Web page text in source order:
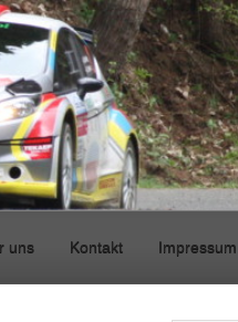
uns Kontakt Impressum